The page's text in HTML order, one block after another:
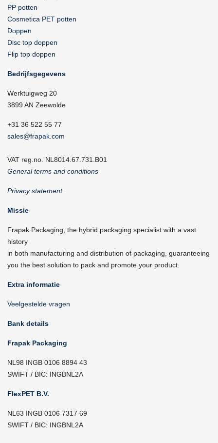
PP potten
Cosmetica PET potten
Doppen
Disc top doppen
Flip top doppen
Bedrijfsgegevens
Werktuigweg 20
3899 AN Zeewolde
+31 36 522 55 77
sales@frapak.com
VAT reg.no. NL8014.67.731.B01
General terms and conditions
Privacy statement
Missie
Frapak Packaging, the hybrid packaging specialist with a vast
history
in both manufacturing and distribution of packaging, guaranteeing
you the best solution to pack and promote your product.
Extra informatie
Veelgestelde vragen
Bank details
Frapak Packaging
NL98 INGB 0106 8894 43
SWIFT / BIC: INGBNL2A
FlexPET B.V.
NL63 INGB 0106 7317 69
SWIFT / BIC: INGBNL2A